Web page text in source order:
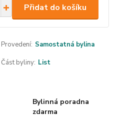
Přidat do košíku
Provedení: Samostatná bylina
Část byliny: List
Bylinná poradna
zdarma